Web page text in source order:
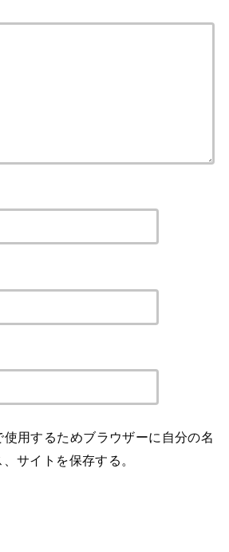
用するためブラウザーに自分の名
サイトを保存する。